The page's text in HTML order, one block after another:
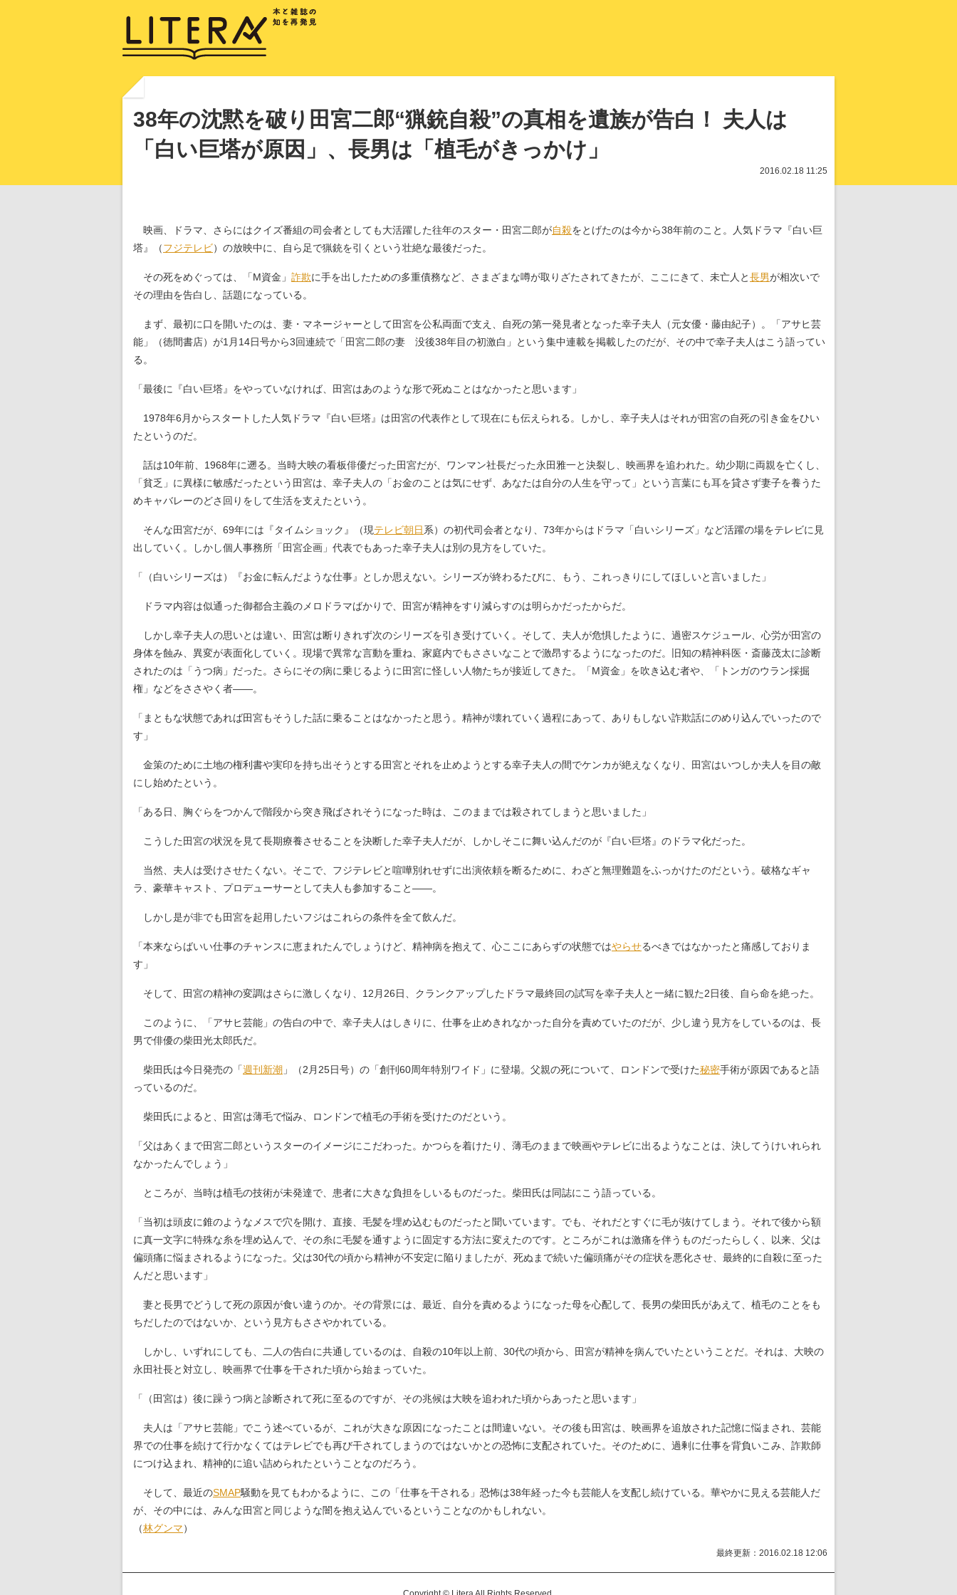
38年の沈黙を破り田宮二郎“猟銃自殺”の真相を遺族が告白！ 夫人は
「白い巨塔が原因」、長男は「植毛がきっかけ」
2016.02.18 11:25
映画、ドラマ、さらにはクイズ番組の司会者としても大活躍した往年のスター・田宮二郎が自殺をとげたのは今から38年前のこと。人気ドラマ『白い巨
塔』（フジテレビ）の放映中に、自ら足で猟銃を引くという壮絶な最後だった。
その死をめぐっては、「M資金」 詐欺に手を出したための多重債務など、さまざまな噂が取りざたされてきたが、ここにきて、未亡人と長男が相次いで
その理由を告白し、話題になっている。
まず、最初に口を開いたのは、妻・マネージャーとして田宮を公私両面で支え、自死の第一発見者となった幸子夫人（元女優・藤由紀子）。「アサヒ芸
能」（徳間書店）が1月14日号から3回連続で「田宮二郎の妻 没後38年目の初激白」という集中連載を掲載したのだが、その中で幸子夫人はこう語ってい
る。
「最後に『白い巨塔』をやっていなければ、田宮はあのような形で死ぬことはなかったと思います」
1978年6月からスタートした人気ドラマ『白い巨塔』は田宮の代表作として現在にも伝えられる。しかし、幸子夫人はそれが田宮の自死の引き金をひい
たというのだ。
話は10年前、1968年に遡る。当時大映の看板俳優だった田宮だが、ワンマン社長だった永田雅一と決裂し、映画界を追われた。幼少期に両親を亡くし、
「貧乏」に異様に敏感だったという田宮は、幸子夫人の「お金のことは気にせず、あなたは自分の人生を守って」という言葉にも耳を貸さず妻子を養うた
めキャバレーのどさ回りをして生活を支えたという。
そんな田宮だが、69年には『タイムショック』（現テレビ朝日系）の初代司会者となり、73年からはドラマ「白いシリーズ」など活躍の場をテレビに見
出していく。しかし個人事務所「田宮企画」代表でもあった幸子夫人は別の見方をしていた。
「（白いシリーズは）『お金に転んだような仕事』としか思えない。シリーズが終わるたびに、もう、これっきりにしてほしいと言いました」
ドラマ内容は似通った御都合主義のメロドラマばかりで、田宮が精神をすり減らすのは明らかだったからだ。
しかし幸子夫人の思いとは違い、田宮は断りきれず次のシリーズを引き受けていく。そして、夫人が危惧したように、過密スケジュール、心労が田宮の
身体を蝕み、異変が表面化していく。現場で異常な言動を重ね、家庭内でもささいなことで激昂するようになったのだ。旧知の精神科医・斎藤茂太に診断
されたのは「うつ病」だった。さらにその病に乗じるように田宮に怪しい人物たちが接近してきた。「M資金」を吹き込む者や、「トンガのウラン採掘
権」などをささやく者――。
「まともな状態であれば田宮もそうした話に乗ることはなかったと思う。精神が壊れていく過程にあって、ありもしない詐欺話にのめり込んでいったので
す」
金策のために土地の権利書や実印を持ち出そうとする田宮とそれを止めようとする幸子夫人の間でケンカが絶えなくなり、田宮はいつしか夫人を目の敵
にし始めたという。
「ある日、胸ぐらをつかんで階段から突き飛ばされそうになった時は、このままでは殺されてしまうと思いました」
こうした田宮の状況を見て長期療養させることを決断した幸子夫人だが、しかしそこに舞い込んだのが『白い巨塔』のドラマ化だった。
当然、夫人は受けさせたくない。そこで、フジテレビと喧嘩別れせずに出演依頼を断るために、わざと無理難題をふっかけたのだという。破格なギャ
ラ、豪華キャスト、プロデューサーとして夫人も参加すること――。
しかし是が非でも田宮を起用したいフジはこれらの条件を全て飲んだ。
「本来ならばいい仕事のチャンスに恵まれたんでしょうけど、精神病を抱えて、心ここにあらずの状態ではやらせるべきではなかったと痛感しておりま
す」
そして、田宮の精神の変調はさらに激しくなり、12月26日、クランクアップしたドラマ最終回の試写を幸子夫人と一緒に観た2日後、自ら命を絶った。
このように、「アサヒ芸能」の告白の中で、幸子夫人はしきりに、仕事を止めきれなかった自分を責めていたのだが、少し違う見方をしているのは、長
男で俳優の柴田光太郎氏だ。
柴田氏は今日発売の「週刊新潮 」（2月25日号）の「創刊60周年特別ワイド」に登場。父親の死について、ロンドンで受けた秘密手術が原因であると語
っているのだ。
柴田氏によると、田宮は薄毛で悩み、ロンドンで植毛の手術を受けたのだという。
「父はあくまで田宮二郎というスターのイメージにこだわった。かつらを着けたり、薄毛のままで映画やテレビに出るようなことは、決してうけいれられ
なかったんでしょう」
ところが、当時は植毛の技術が未発達で、患者に大きな負担をしいるものだった。柴田氏は同誌にこう語っている。
「当初は頭皮に錐のようなメスで穴を開け、直接、毛髪を埋め込むものだったと聞いています。でも、それだとすぐに毛が抜けてしまう。それで後から額
に真一文字に特殊な糸を埋め込んで、その糸に毛髪を通すように固定する方法に変えたのです。ところがこれは激痛を伴うものだったらしく、以来、父は
偏頭痛に悩まされるようになった。父は30代の頃から精神が不安定に陥りましたが、死ぬまで続いた偏頭痛がその症状を悪化させ、最終的に自殺に至った
んだと思います」
妻と長男でどうして死の原因が食い違うのか。その背景には、最近、自分を責めるようになった母を心配して、長男の柴田氏があえて、植毛のことをも
ちだしたのではないか、という見方もささやかれている。
しかし、いずれにしても、二人の告白に共通しているのは、自殺の10年以上前、30代の頃から、田宮が精神を病んでいたということだ。それは、大映の
永田社長と対立し、映画界で仕事を干された頃から始まっていた。
「（田宮は）後に躁うつ病と診断されて死に至るのですが、その兆候は大映を追われた頃からあったと思います」
夫人は「アサヒ芸能」でこう述べているが、これが大きな原因になったことは間違いない。その後も田宮は、映画界を追放された記憶に悩まされ、芸能
界での仕事を続けて行かなくてはテレビでも再び干されてしまうのではないかとの恐怖に支配されていた。そのために、過剰に仕事を背負いこみ、詐欺師
につけ込まれ、精神的に追い詰められたということなのだろう。
そして、最近のSMAP騒動を見てもわかるように、この「仕事を干される」恐怖は38年経った今も芸能人を支配し続けている。華やかに見える芸能人だ
が、その中には、みんな田宮と同じような闇を抱え込んでいるということなのかもしれない。
（林グンマ）
最終更新：2016.02.18 12:06